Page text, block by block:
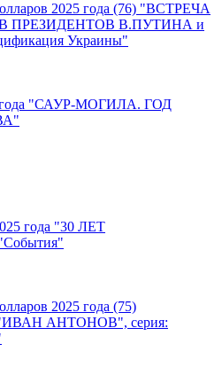
2025 года (76) "ВСТРЕЧА
ПРЕЗИДЕНТОВ В.ПУТИНА и
Украины"
года "САУР-МОГИЛА. ГОД
года "30 ЛЕТ
2025 года (75)
АНТОНОВ", серия: